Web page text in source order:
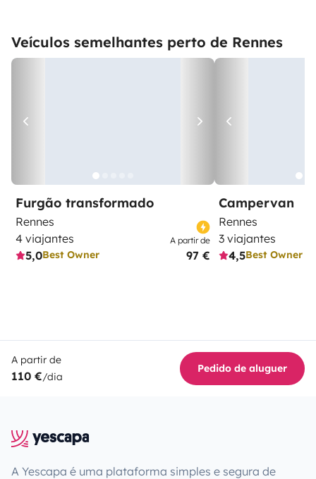
Veículos semelhantes perto de Rennes
Furgão transformado
Rennes
4 viajantes
5,0Best Owner
A partir de
97 €
Campervan
Rennes
3 viajantes
4,5Best Owner
A partir de
110 €/dia
Pedido de aluguer
A Yescapa é uma plataforma simples e segura de